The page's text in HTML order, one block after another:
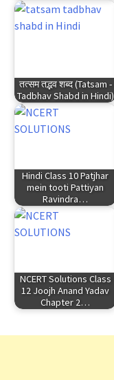
तत्सम तद्भव शब्द (Tatsam -
Tadbhav Shabd in Hindi)
Hindi Class 10 Patjhar
mein tooti Pattiyan
Ravindra…
NCERT Solutions Class
12 Joojh Anand Yadav
Chapter 2…